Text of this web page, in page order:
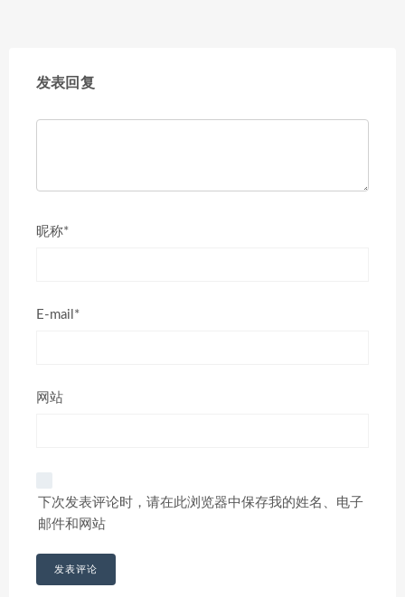
发表回复
昵称*
E-mail*
网站
下次发表评论时，请在此浏览器中保存我的姓名、电子
邮件和网站